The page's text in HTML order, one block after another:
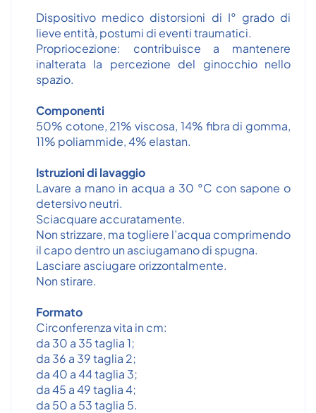
Dispositivo medico distorsioni di I° grado di
lieve entità, postumi di eventi traumatici.
Propriocezione: contribuisce a mantenere
inalterata la percezione del ginocchio nello
spazio.
Componenti
50% cotone, 21% viscosa, 14% fibra di gomma,
11% poliammide, 4% elastan.
Istruzioni di lavaggio
Lavare a mano in acqua a 30 °C con sapone o
detersivo neutri.
Sciacquare accuratamente.
Non strizzare, ma togliere l’acqua comprimendo
il capo dentro un asciugamano di spugna.
Lasciare asciugare orizzontalmente.
Non stirare.
Formato
Circonferenza vita in cm:
da 30 a 35 taglia 1;
da 36 a 39 taglia 2;
da 40 a 44 taglia 3;
da 45 a 49 taglia 4;
da 50 a 53 taglia 5.